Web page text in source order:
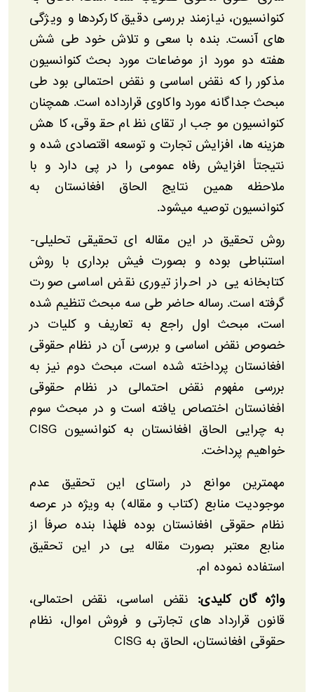
کنوانسیون، نیازمند بررسی دقیق کارکردها و ويژگی
های آنست. بنده با سعی و تلاش خود طی شش
هفته دو مورد از موضاعات مورد بحث کنوانسیون
مذکور را که نقض اساسی و نقض احتمالی بود طی
مبحث جداگانه مورد واکاوی قرارداده است. همچنان
کنوانسیون موجب ارتقای نظام حقوقی، کاهش
هزینه ها، افزایش تجارت و توسعه اقتصادی شده و
نتیجتاً افزایش رفاه عمومی را در پی دارد و با
ملاحظه همین نتایج الحاق افغانستان به
کنوانسیون توصیه میشود.
روش تحقیق در این مقاله ای تحقیقی تحلیلی-
استنباطی بوده و بصورت فیش برداری با روش
کتابخانه یی در احراز تیوری نقض اساسی صورت
گرفته است. رساله حاضر طی سه مبحث تنظیم شده
است، مبحث اول راجع به تعاریف و کلیات در
خصوص نقض اساسی و بررسی آن در نظام حقوقی
افغانستان پرداخته شده است، مبحث دوم نیز به
بررسی مفهوم نقض احتمالی در نظام حقوقی
افغانستان اختصاص یافته است و در مبحث سوم
به چرایی الحاق افغانستان به کنوانسیون CISG
خواهیم پرداخت.
مهمترین موانع در راستای این تحقیق عدم
موجودیت منابع (کتاب و مقاله) به ویژه در عرصه
نظام حقوقی افغانستان بوده فلهذا بنده صرفاً از
منابع معتبر بصورت مقاله یی در این تحقیق
استفاده نموده ام.
واژه گان کلیدی: نقض اساسی، نقض احتمالی،
قانون قرارداد های تجارتی و فروش اموال، نظام
حقوقی افغانستان، الحاق به CISG